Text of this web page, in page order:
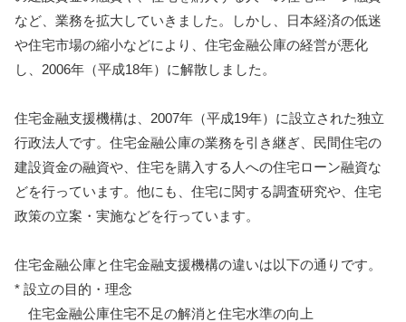
など、業務を拡大していきました。しかし、日本経済の低迷
や住宅市場の縮小などにより、住宅金融公庫の経営が悪化
し、2006年（平成18年）に解散しました。
住宅金融支援機構は、2007年（平成19年）に設立された独立
行政法人です。住宅金融公庫の業務を引き継ぎ、民間住宅の
建設資金の融資や、住宅を購入する人への住宅ローン融資な
どを行っています。他にも、住宅に関する調査研究や、住宅
政策の立案・実施などを行っています。
住宅金融公庫と住宅金融支援機構の違いは以下の通りです。
* 設立の目的・理念
住宅金融公庫住宅不足の解消と住宅水準の向上